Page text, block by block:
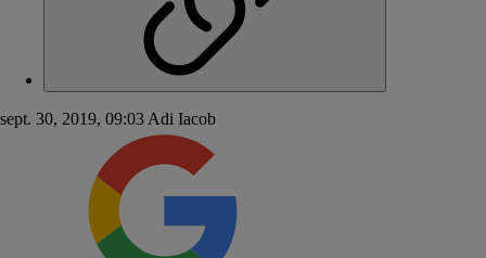
sept. 30, 2019, 09:03 Adi Iacob